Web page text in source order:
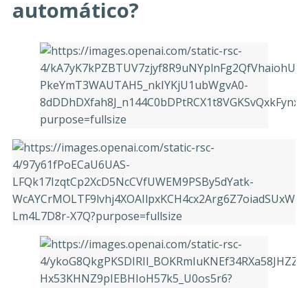
automático?